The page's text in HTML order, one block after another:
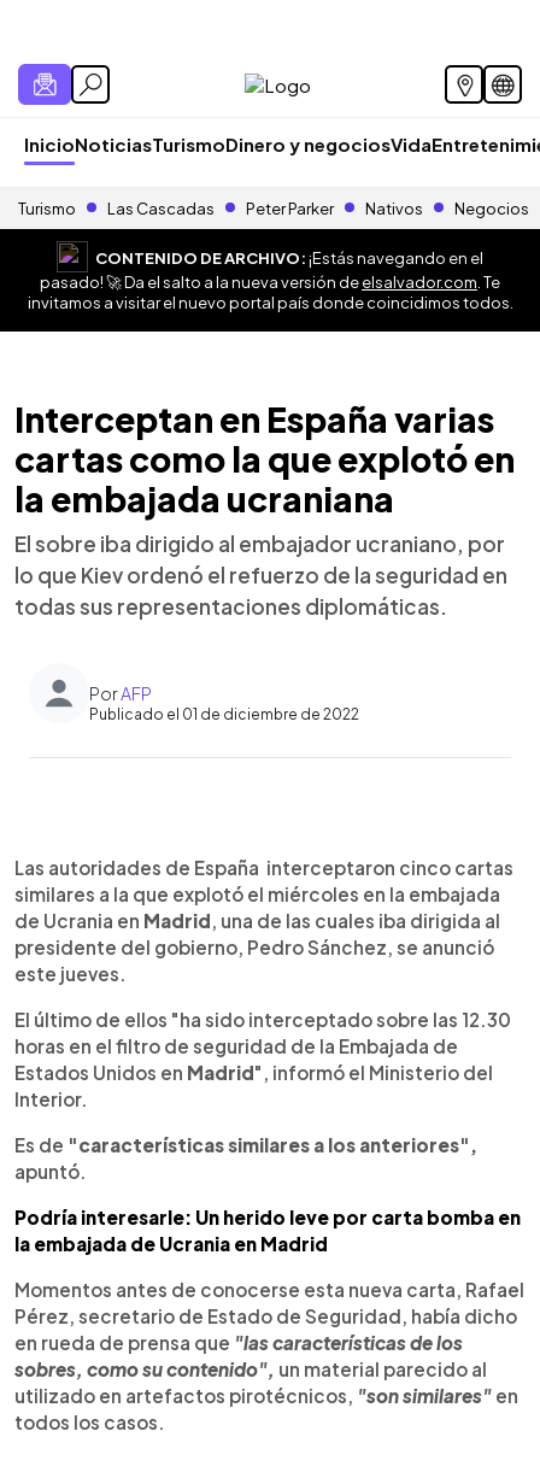
InicioNoticiasTurismoDinero y negociosVida
Turismo Las Cascadas Peter Parker Nativos Negocios
CONTENIDO DE ARCHIVO:¡Estás navegando en el
pasado! 🚀 Da el salto a la nueva versión deelsalvador.com . Te
invitamos a visitar el nuevo portal país donde coincidimos todos.
Interceptan en España varias
cartas como la que explotó en
la embajada ucraniana
El sobre iba dirigido al embajador ucraniano, por
lo que Kiev ordenó el refuerzo de la seguridad en
todas sus representaciones diplomáticas.
PorAFP
Publicado el 01 de diciembre de 2022
► Escuchar artículo
Las autoridades de España interceptaron cinco cartas
similares a la que explotó el miércoles en la embajada
de Ucrania en Madrid, una de las cuales iba dirigida al
presidente del gobierno, Pedro Sánchez, se anunció
este jueves.
El último de ellos "ha sido interceptado sobre las 12.30
horas en el filtro de seguridad de la Embajada de
Estados Unidos en Madrid", informó el Ministerio del
Interior.
Es de "características similares a los anteriores",
apuntó.
Podría interesarle: Un herido leve por carta bomba en
la embajada de Ucrania en Madrid
Momentos antes de conocerse esta nueva carta, Rafael
Pérez, secretario de Estado de Seguridad, había dicho
en rueda de prensa que "las características de los
sobres, como su contenido", un material parecido al
utilizado en artefactos pirotécnicos, "son similares" en
todos los casos.